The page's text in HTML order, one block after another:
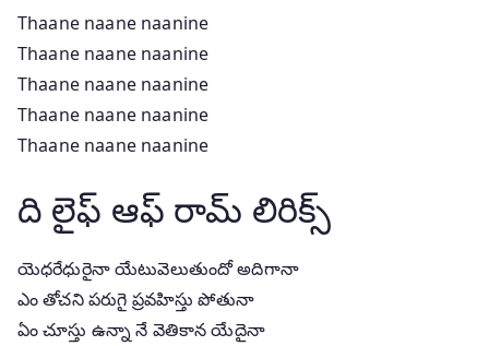
Thaane naane naanine
Thaane naane naanine
Thaane naane naanine
Thaane naane naanine
Thaane naane naanine
ది లైఫ్ ఆఫ్ రామ్ లిరిక్స్
యెధరేధురైనా యేటువెలుతుందో అదిగానా
ఎం తోచని పరుగై ప్రవహిస్తు పోతునా
ఏం చూస్తు ఉన్నా నే వెతికాన యేదైనా